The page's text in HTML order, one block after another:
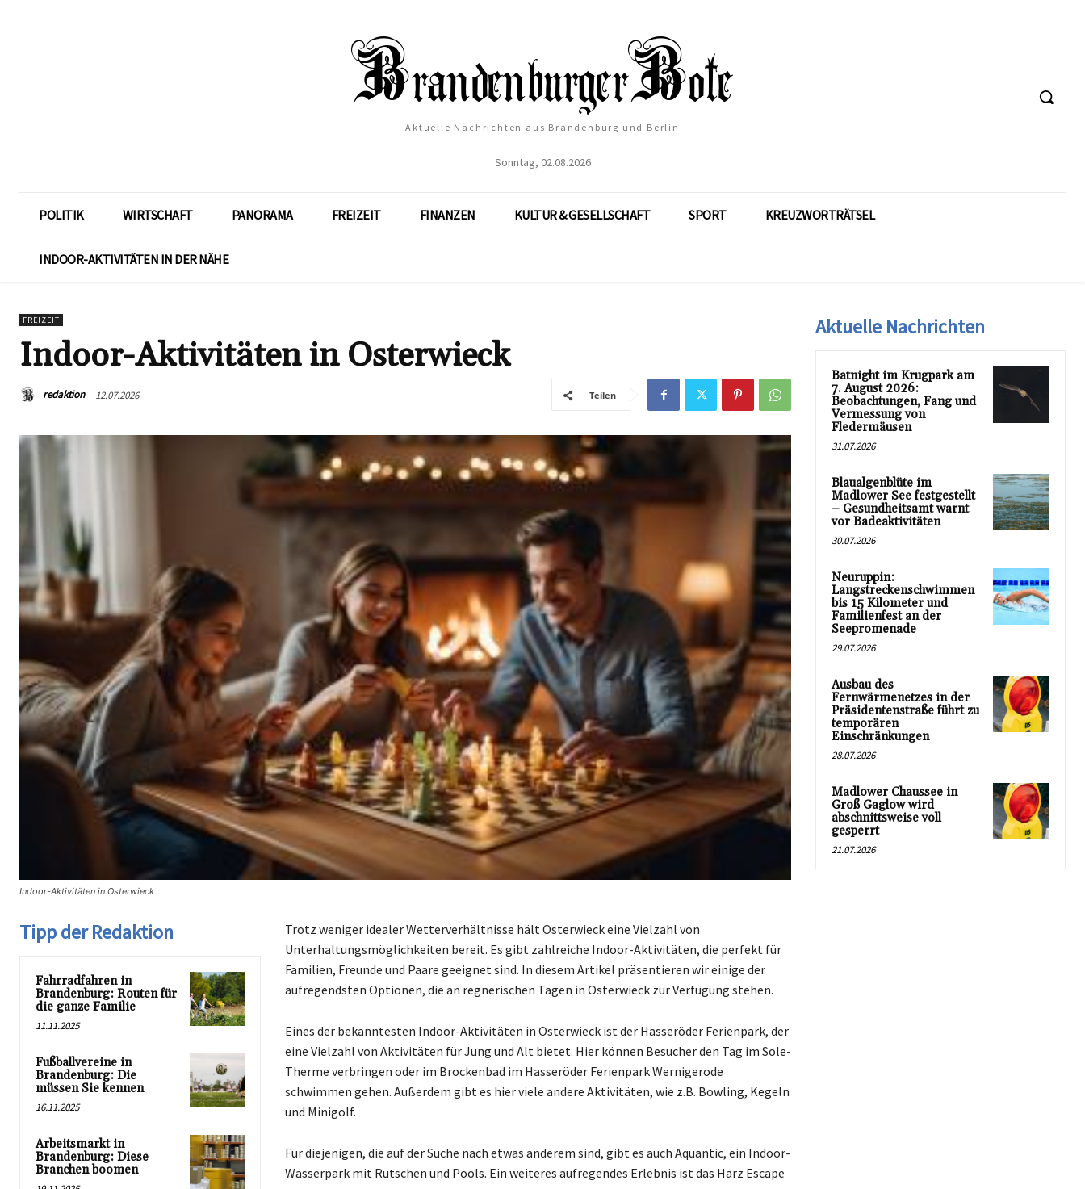
Aktuelle Nachrichten aus Brandenburg und Berlin
Sonntag, 02.08.2026
POLITIK WIRTSCHAFT PANORAMA FREIZEIT FINANZEN KULTUR & GESELLSCHAFT SPORT KREUZWORTRÄTSEL
INDOOR-AKTIVITÄTEN IN DER NÄHE
FREIZEIT
Indoor-Aktivitäten in Osterwieck
redaktion 12.07.2026 Teilen
Indoor-Aktivitäten in Osterwieck
Tipp der Redaktion
Fahrradfahren in
Brandenburg: Routen für
die ganze Familie
11.11.2025
Fußballvereine in
Brandenburg: Die
müssen Sie kennen
16.11.2025
Arbeitsmarkt in
Brandenburg: Diese
Branchen boomen
Trotz weniger idealer Wetterverhältnisse hält Osterwieck eine Vielzahl von
Unterhaltungsmöglichkeiten bereit. Es gibt zahlreiche Indoor-Aktivitäten, die perfekt für
Familien, Freunde und Paare geeignet sind. In diesem Artikel präsentieren wir einige der
aufregendsten Optionen, die an regnerischen Tagen in Osterwieck zur Verfügung stehen.
Eines der bekanntesten Indoor-Aktivitäten in Osterwieck ist der Hasseröder Ferienpark, der
eine Vielzahl von Aktivitäten für Jung und Alt bietet. Hier können Besucher den Tag im Sole-
Therme verbringen oder im Brockenbad im Hasseröder Ferienpark Wernigerode
schwimmen gehen. Außerdem gibt es hier viele andere Aktivitäten, wie z.B. Bowling, Kegeln
und Minigolf.
Für diejenigen, die auf der Suche nach etwas anderem sind, gibt es auch Aquantic, ein Indoor-
Wasserpark mit Rutschen und Pools. Ein weiteres aufregendes Erlebnis ist das Harz Escape
Aktuelle Nachrichten
Batnight im Krugpark am
7. August 2026:
Beobachtungen, Fang und
Vermessung von
Fledermäusen
31.07.2026
Blaualgenblüte im
Madlower See festgestellt
– Gesundheitsamt warnt
vor Badeaktivitäten
30.07.2026
Neuruppin:
Langstreckenschwimmen
bis 15 Kilometer und
Familienfest an der
Seepromenade
29.07.2026
Ausbau des
Fernwärmenetzes in der
Präsidentenstraße führt zu
temporären
Einschränkungen
28.07.2026
Madlower Chaussee in
Groß Gaglow wird
abschnittsweise voll
gesperrt
21.07.2026